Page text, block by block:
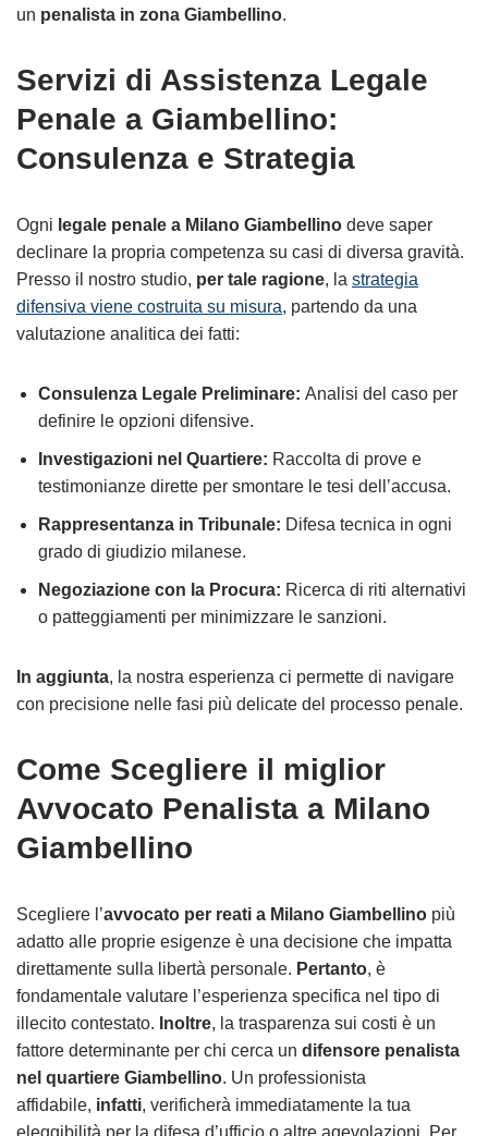
un penalista in zona Giambellino.
Servizi di Assistenza Legale
Penale a Giambellino:
Consulenza e Strategia
Ogni legale penale a Milano Giambellino deve saper
declinare la propria competenza su casi di diversa gravità.
Presso il nostro studio, per tale ragione, la strategia
difensiva viene costruita su misura, partendo da una
valutazione analitica dei fatti:
Consulenza Legale Preliminare: Analisi del caso per
definire le opzioni difensive.
Investigazioni nel Quartiere: Raccolta di prove e
testimonianze dirette per smontare le tesi dell’accusa.
Rappresentanza in Tribunale: Difesa tecnica in ogni
grado di giudizio milanese.
Negoziazione con la Procura: Ricerca di riti alternativi
o patteggiamenti per minimizzare le sanzioni.
In aggiunta, la nostra esperienza ci permette di navigare
con precisione nelle fasi più delicate del processo penale.
Come Scegliere il miglior
Avvocato Penalista a Milano
Giambellino
Scegliere l’avvocato per reati a Milano Giambellino più
adatto alle proprie esigenze è una decisione che impatta
direttamente sulla libertà personale. Pertanto, è
fondamentale valutare l’esperienza specifica nel tipo di
illecito contestato. Inoltre, la trasparenza sui costi è un
fattore determinante per chi cerca un difensore penalista
nel quartiere Giambellino. Un professionista
affidabile, infatti, verificherà immediatamente la tua
eleggibilità per la difesa d’ufficio o altre agevolazioni. Per